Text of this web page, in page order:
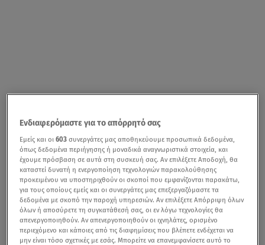
Ενδιαφερόμαστε για το απόρρητό σας
Εμείς και οι603 συνεργάτες μας αποθηκεύουμε προσωπικά δεδομένα,
όπως δεδομένα περιήγησης ή μοναδικά αναγνωριστικά στοιχεία, και
έχουμε πρόσβαση σε αυτά στη συσκευή σας. Αν επιλέξετε Αποδοχή, θα
καταστεί δυνατή η ενεργοποίηση τεχνολογιών παρακολούθησης
προκειμένου να υποστηριχθούν οι σκοποί που εμφανίζονται παρακάτω,
για τους οποίους εμείς και οι συνεργάτες μας επεξεργαζόμαστε τα
δεδομένα με σκοπό την παροχή υπηρεσιών. Αν επιλέξετε Απόρριψη όλων
όλων ή αποσύρετε τη συγκατάθεσή σας, οι εν λόγω τεχνολογίες θα
απενεργοποιηθούν. Αν απενεργοποιηθούν οι ιχνηλάτες, ορισμένο
περιεχόμενο και κάποιες από τις διαφημίσεις που βλέπετε ενδέχεται να
μην είναι τόσο σχετικές με εσάς. Μπορείτε να επανεμφανίσετε αυτό το